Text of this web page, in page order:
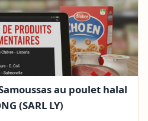
au poulet halal
(SARL LY)